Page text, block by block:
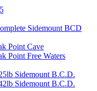
Sidemount BCD
Point Cave
Point Free Waters
Sidemount B.C.D.
Sidemount B.C.D.